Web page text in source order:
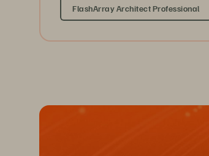
FlashArray Architect Professional